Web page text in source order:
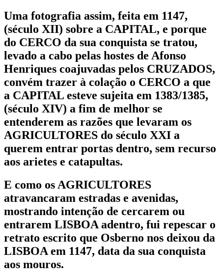
Uma fotografia assim, feita em 1147,
(século XII) sobre a CAPITAL, e porque
do CERCO da sua conquista se tratou,
levado a cabo pelas hostes de Afonso
Henriques coajuvadas pelos CRUZADOS,
convém trazer à colação o CERCO a que
a CAPITAL esteve sujeita em 1383/1385,
(século XIV) a fim de melhor se
entenderem as razões que levaram os
AGRICULTORES do século XXI a
querem entrar portas dentro, sem recurso
aos arietes e catapultas.
E como os AGRICULTORES
atravancaram estradas e avenidas,
mostrando intenção de cercarem ou
entrarem LISBOA adentro, fui repescar o
retrato escrito que Osberno nos deixou da
LISBOA em 1147, data da sua conquista
aos mouros.